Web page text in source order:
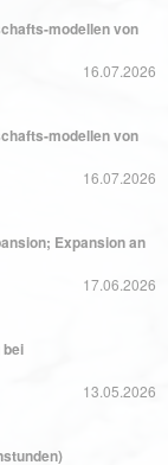
modellen von
16.07.2026
modellen von
16.07.2026
Expansion an
17.06.2026
13.05.2026